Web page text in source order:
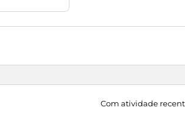
Com atividade